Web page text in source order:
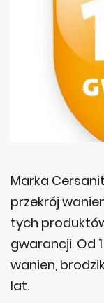
Marka
przekrój
tych
gwarancji. Od
wanien,
lat.